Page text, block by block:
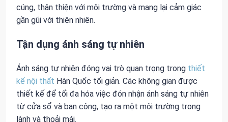
cúng, thân thiện với môi trường và mang lại cảm giác
gần gũi với thiên nhiên.
Tận dụng ánh sáng tự nhiên
Ánh sáng tự nhiên đóng vai trò quan trọng trong thiết
kế nội thất Hàn Quốc tối giản. Các không gian được
thiết kế để tối đa hóa việc đón nhận ánh sáng tự nhiên
từ cửa sổ và ban công, tạo ra một môi trường trong
lành và thoải mái.